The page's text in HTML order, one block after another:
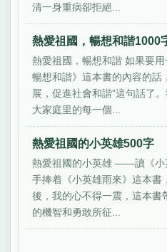
清一身重病卻拒絕...
熱愛祖國，暢想和諧1000
熱愛祖國，暢想和諧 如果要
暢想和諧》這本書的內容的話
展，促進社會和諧”這句話了
大家庭里的每一個...
熱愛祖國的小英雄500字
熱愛祖國的小英雄 ——讀《小
手捧着《小英雄雨來》這本書
後，我的心不得一震，這本書
的機智和勇敢所征...